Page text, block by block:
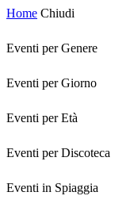
Home Chiudi
Eventi per Genere
Eventi per Giorno
Eventi per Età
Eventi per Discoteca
Eventi in Spiaggia